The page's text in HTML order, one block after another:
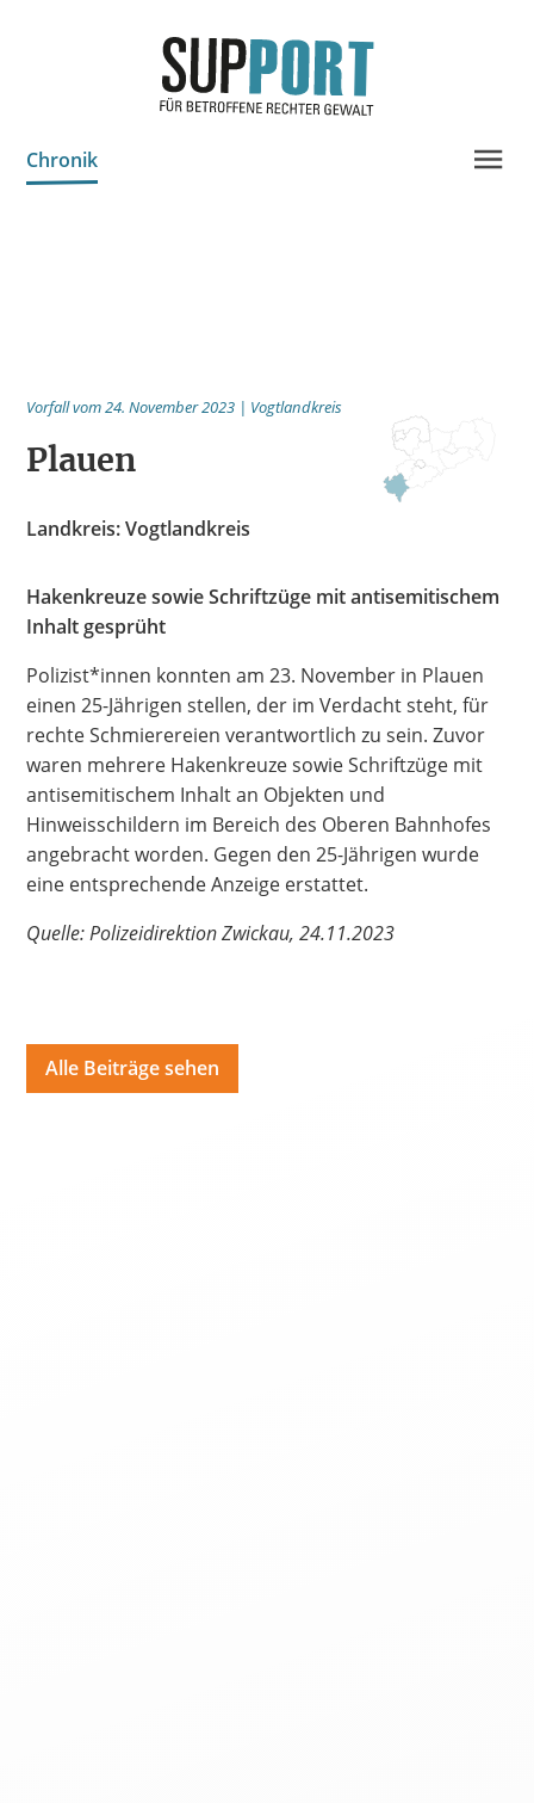
Chronik
Publikationen
Bildungsangebote
SPRACHEN
Deutsch العربية Český English
Français
Italiano
Kurdí فارسی Polski
Português
Русский
Español ትግርኛ Türkçe Việt
Vorfall vom 24. November 2023 | Vogtlandkreis
Plauen
Landkreis: Vogtlandkreis
Hakenkreuze sowie Schriftzüge mit antisemitischem
Inhalt gesprüht
Polizist*innen konnten am 23. November in Plauen
einen 25-Jährigen stellen, der im Verdacht steht, für
rechte Schmierereien verantwortlich zu sein. Zuvor
waren mehrere Hakenkreuze sowie Schriftzüge mit
antisemitischem Inhalt an Objekten und
Hinweisschildern im Bereich des Oberen Bahnhofes
angebracht worden. Gegen den 25-Jährigen wurde
eine entsprechende Anzeige erstattet.
Quelle: Polizeidirektion Zwickau, 24.11.2023
Alle Beiträge sehen